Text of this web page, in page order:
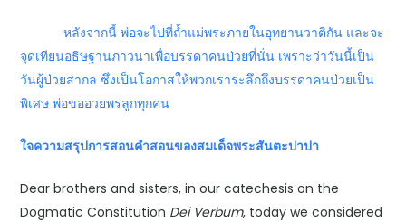
หลังจากนี้ พ่อจะไปที่ถ้ำแม่พระภายในอุทยานวาติกัน และจะ
จุดเทียนอธิษฐานภาวนาเพื่อบรรดาคนป่วยที่นั่น เพราะว่าวันนี้เป็น
วันผู้ป่วยสากล ซึ่งเป็นโอกาสให้พวกเราระลึกถึงบรรดาคนป่วยเป็น
พิเศษ พ่อขออวยพรลูกทุกคน
ใจความสรุปการสอนคำสอนของสมเด็จพระสันตะปาปา
Dear brothers and sisters, in our catechesis on the
Dogmatic Constitution Dei Verbum, today we considered